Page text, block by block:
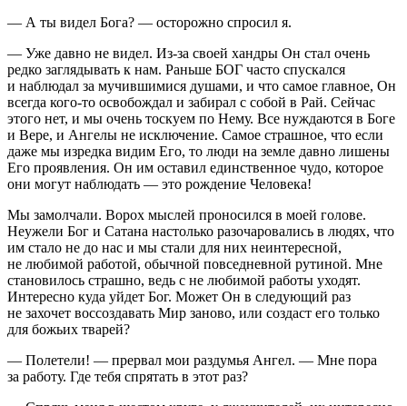
— А ты видел Бога? — осторожно спросил я.
— Уже давно не видел. Из-за своей хандры Он стал очень
редко заглядывать к нам. Раньше БОГ часто спускался
и наблюдал за мучившимися душами, и что самое главное, Он
всегда кого-то освобождал и забирал с собой в Рай. Сейчас
этого нет, и мы очень тоскуем по Нему. Все нуждаются в Боге
и Вере, и Ангелы не исключение. Самое страшное, что если
даже мы изредка видим Его, то люди на земле давно лишены
Его проявления. Он им оставил единственное чудо, которое
они могут наблюдать — это рождение Человека!
Мы замолчали. Ворох мыслей проносился в моей голове.
Неужели Бог и Сатана настолько разочаровались в людях, что
им стало не до нас и мы стали для них неинтересной,
не любимой работой, обычной повседневной рутиной. Мне
становилось страшно, ведь с не любимой работы уходят.
Интересно куда уйдет Бог. Может Он в следующий раз
не захочет воссоздавать Мир заново, или создаст его только
для божьих тварей?
— Полетели! — прервал мои раздумья Ангел. — Мне пора
за работу. Где тебя спрятать в этот раз?